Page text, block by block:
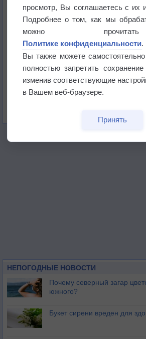
Приложение построит
Атмосфера начала замерзать
В Приморье обнаружены
Изменение климата
НЕПОГОДНЫЕ НОВОСТИ
Почему северный загар
южного?
Букет сирени вреден для
просмотр, Вы соглашаетесь с их
Подробнее о том, как мы
можно
Политике конфиденциальности.
Вы также можете самостоятельно
полностью запретить
изменив соответствующие
в Вашем веб-браузере.
Принять